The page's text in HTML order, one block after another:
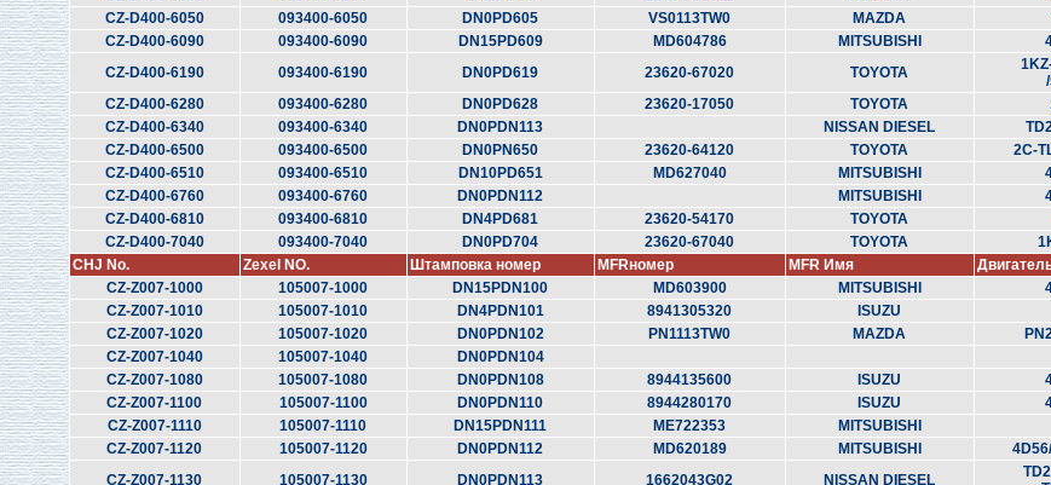
CZ-D400-6050
093400-6050 DN0PD605 VS0113TW0 MAZDA
CZ-D400-6090
093400-6090 DN15PD609 MD604786 MITSUBISHI
CZ-D400-6190
093400-6190 DN0PD619 23620-67020 TOYOTA
CZ-D400-6280
093400-6280 DN0PD628 23620-17050 TOYOTA
CZ-D400-6340
093400-6340 DN0PDN113 NISSAN DIESEL
CZ-D400-6500
093400-6500 DN0PN650 23620-64120 TOYOTA
2C-
CZ-D400-6510
093400-6510 DN10PD651 MD627040 MITSUBISHI
CZ-D400-6760
093400-6760 DN0PDN112 MITSUBISHI
CZ-D400-6810
093400-6810 DN4PD681 23620-54170 TOYOTA
CZ-D400-7040
093400-7040 DN0PD704 23620-67040 TOYOTA
CHJ No.
Zexel NO. Штамповка номер MFRномер MFR Имя
CZ-Z007-1000
105007-1000 DN15PDN100 MD603900 MITSUBISHI
CZ-Z007-1010
105007-1010 DN4PDN101 8941305320
ISUZU
CZ-Z007-1020
105007-1020 DN0PDN102 PN1113TW0 MAZDA
CZ-Z007-1040
105007-1040
DN0PDN104
CZ-Z007-1080
105007-1080 DN0PDN108 8944135600 ISUZU
CZ-Z007-1100
105007-1100 DN0PDN110 8944280170 ISUZU
CZ-Z007-1110
105007-1110 DN15PDN111 ME722353
MITSUBISHI
CZ-Z007-1120
105007-1120 DN0PDN112 MD620189 MITSUBISHI
CZ-Z007-1130
105007-1130 DN0PDN113 1662043G02 NISSAN DIESEL